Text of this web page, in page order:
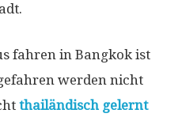
fahren in Bangkok ist
werden nicht
thailändisch gelernt